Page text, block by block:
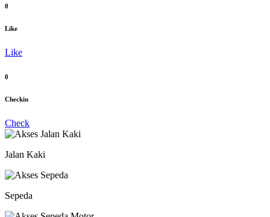
0
Like
Like
0
Checkin
Check
Jalan Kaki
Sepeda